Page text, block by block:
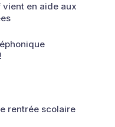
vient en aide aux
rentrée scolaire